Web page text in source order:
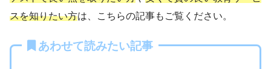
スを知りたい方は、こちらの記事もご覧ください。
あわせて読みたい記事